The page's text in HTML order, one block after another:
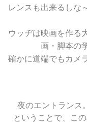
レンスも出来るしな
ウッヂは映画を作る
画・脚本の
確かに道端でもカメ
夜のエントランス
ということで、こ